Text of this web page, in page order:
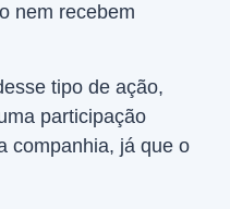
nem recebem
tipo de ação,
participação
companhia, já que o